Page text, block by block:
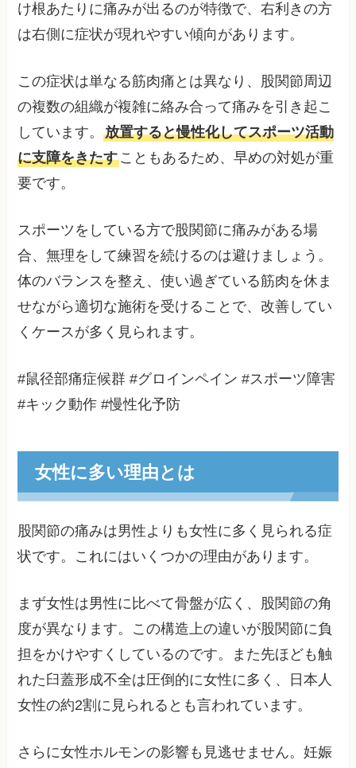
け根あたりに痛みが出るのが特徴で、右利きの方
は右側に症状が現れやすい傾向があります。
この症状は単なる筋肉痛とは異なり、股関節周辺
の複数の組織が複雑に絡み合って痛みを引き起こ
しています。放置すると慢性化してスポーツ活動
に支障をきたすこともあるため、早めの対処が重
要です。
スポーツをしている方で股関節に痛みがある場
合、無理をして練習を続けるのは避けましょう。
体のバランスを整え、使い過ぎている筋肉を休ま
せながら適切な施術を受けることで、改善してい
くケースが多く見られます。
#鼠径部痛症候群 #グロインペイン #スポーツ障害
#キック動作 #慢性化予防
女性に多い理由とは
股関節の痛みは男性よりも女性に多く見られる症
状です。これにはいくつかの理由があります。
まず女性は男性に比べて骨盤が広く、股関節の角
度が異なります。この構造上の違いが股関節に負
担をかけやすくしているのです。また先ほども触
れた臼蓋形成不全は圧倒的に女性に多く、日本人
女性の約2割に見られるとも言われています。
さらに女性ホルモンの影響も見逃せません。妊娠